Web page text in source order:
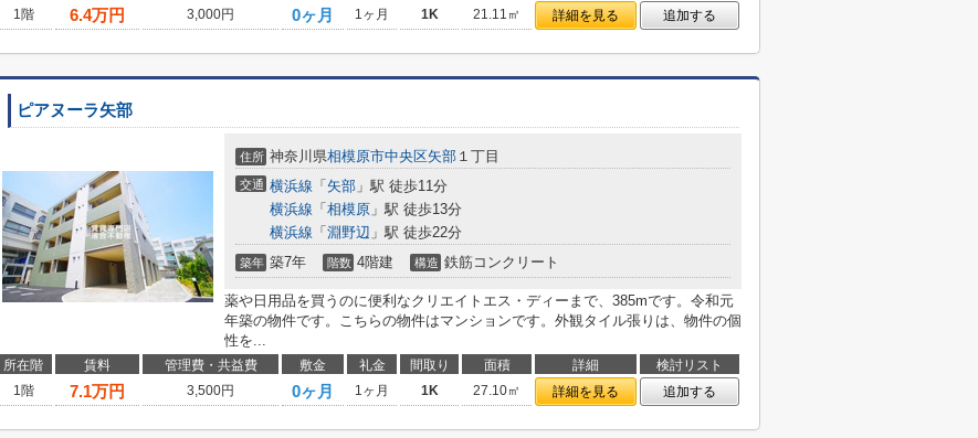
1階
6.4万円 3,000円 0ヶ月 1ヶ月 1K 21.11㎡ 詳細を見る 追加する
ピアヌーラ矢部
住所 神奈川県相模原市中央区矢部 １丁目
交通 横浜線 「 矢部 」駅 徒歩11分
横浜線 「 相模原 」駅 徒歩13分
横浜線 「 淵野辺 」駅 徒歩22分
築年 築7年 階数 4階建 構造 鉄筋コンクリート
薬や日用品を買うのに便利なクリエイトエス・ディーまで、385mです。令和元
年築の物件です。こちらの物件はマンションです。外観タイル張りは、物件の個
性を...
所在階 賃料 管理費・共益費 敷金 礼金 間取り 面積 詳細
検討リスト
1階
7.1万円 3,500円 0ヶ月 1ヶ月 1K 27.10㎡ 詳細を見る 追加する